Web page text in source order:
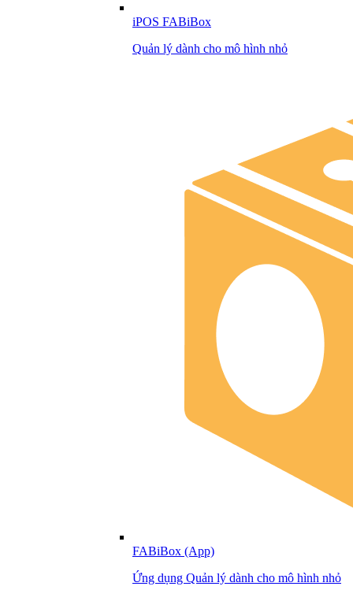
iPOS FABiBox
Quản lý dành cho mô hình nhỏ
FABiBox (App)
Ứng dụng Quản lý dành cho mô hình nhỏ